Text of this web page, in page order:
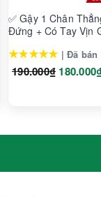
✅ Gậy 1 Chân
Đứng + Có Tay Vịn
★★★★★ | Đã bán
190.000₫